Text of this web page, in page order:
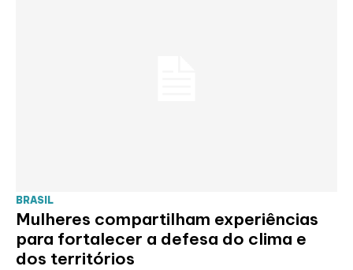
BRASIL
Mulheres compartilham experiências
para fortalecer a defesa do clima e
dos territórios